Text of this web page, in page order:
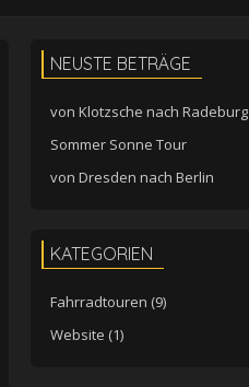
NEUSTE BETRÄGE
von Klotzsche nach Radeburg
Sommer Sonne Tour
von Dresden nach Berlin
KATEGORIEN
Fahrradtouren (9)
Website (1)